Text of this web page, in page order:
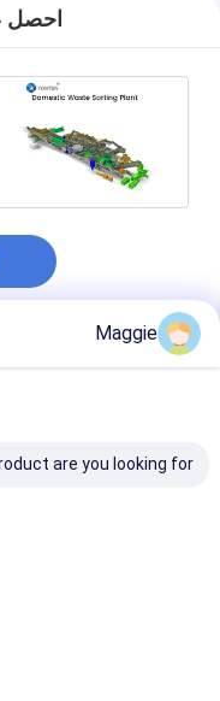
احصل
المنتجات الموصى بها
Maggie
are you looking for?